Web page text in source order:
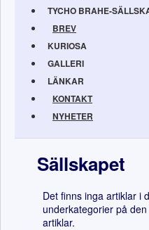
TYCHO BRAHE-
BREV
KURIOSA
GALLERI
LÄNKAR
KONTAKT
NYHETER
Sällskapet
Det finns inga artiklar i
underkategorier på
artiklar.